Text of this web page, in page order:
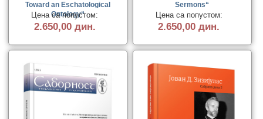
Toward an Eschatological
Ontology“
Цена са попустом:
2.650,00 дин.
Sermons“
Цена са попустом:
2.650,00 дин.